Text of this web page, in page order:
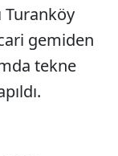
Turanköy
gemiden
tekne